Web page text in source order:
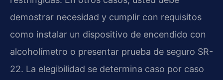
demostrar necesidad y cumplir con requisitos
como instalar un dispositivo de encendido con
alcoholímetro o presentar prueba de seguro SR-
22. La elegibilidad se determina caso por caso